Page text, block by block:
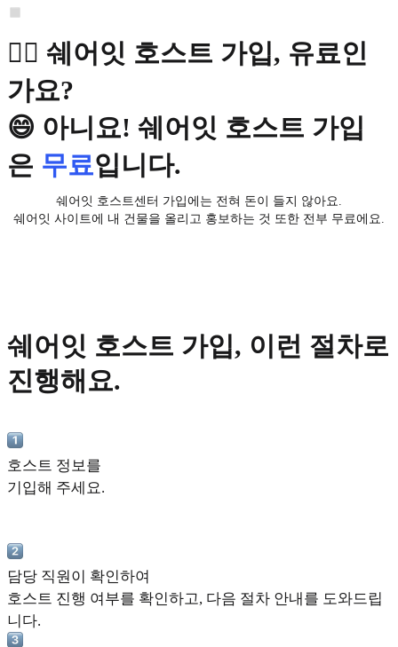
🙋‍♂️ 쉐어잇 호스트 가입, 유료인
가요?
😄 아니요! 쉐어잇 호스트 가입
은 무료입니다.
쉐어잇 호스트센터 가입에는 전혀 돈이 들지 않아요.
쉐어잇 사이트에 내 건물을 올리고 홍보하는 것 또한 전부 무료에요.
쉐어잇 호스트 가입, 이런 절차로
진행해요.
호스트 정보를
기입해 주세요.
담당 직원이 확인하여
호스트 진행 여부를 확인하고, 다음 절차 안내를 도와드립
니다.